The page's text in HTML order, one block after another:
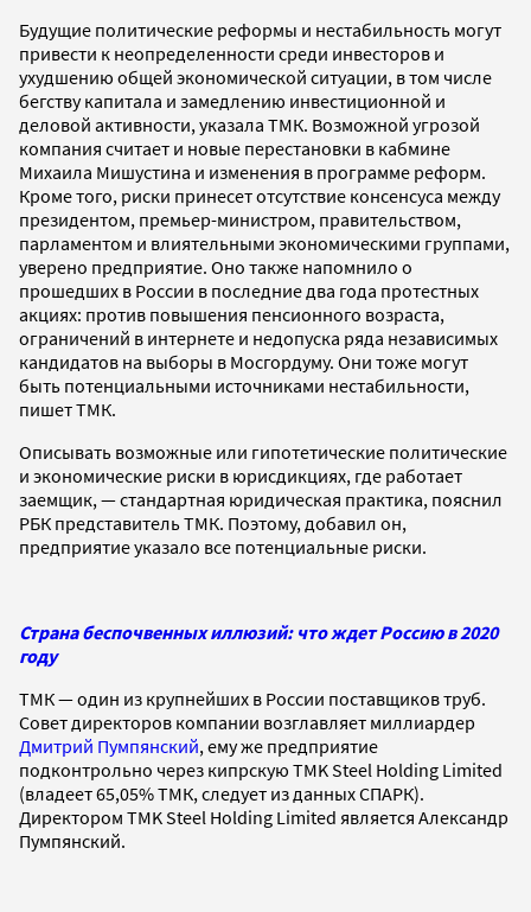
Будущие политические реформы и нестабильность могут
привести к неопределенности среди инвесторов и
ухудшению общей экономической ситуации, в том числе
бегству капитала и замедлению инвестиционной и
деловой активности, указала ТМК. Возможной угрозой
компания считает и новые перестановки в кабмине
Михаила Мишустина и изменения в программе реформ.
Кроме того, риски принесет отсутствие консенсуса между
президентом, премьер-министром, правительством,
парламентом и влиятельными экономическими группами,
уверено предприятие. Оно также напомнило о
прошедших в России в последние два года протестных
акциях: против повышения пенсионного возраста,
ограничений в интернете и недопуска ряда независимых
кандидатов на выборы в Мосгордуму. Они тоже могут
быть потенциальными источниками нестабильности,
пишет ТМК.
Описывать возможные или гипотетические политические
и экономические риски в юрисдикциях, где работает
заемщик, — стандартная юридическая практика, пояснил
РБК представитель ТМК. Поэтому, добавил он,
предприятие указало все потенциальные риски.
Страна беспочвенных иллюзий: что ждет Россию в 2020
году
ТМК — один из крупнейших в России поставщиков труб.
Совет директоров компании возглавляет миллиардер
Дмитрий Пумпянский, ему же предприятие
подконтрольно через кипрскую TMK Steel Holding Limited
(владеет 65,05% ТМК, следует из данных СПАРК).
Директором TMK Steel Holding Limited является Александр
Пумпянский.